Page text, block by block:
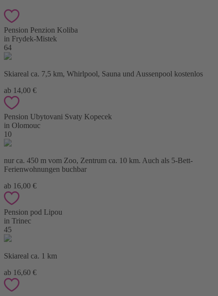
Pension Penzion Koliba
in Frydek-Mistek
64
Skiareal ca. 7,5 km, Whirlpool, Sauna und Aussenpool kostenlos
ab 14,00 €
Pension Ubytovani Svaty Kopecek
in Olomouc
10
nur ca. 450 m vom Zoo, Zentrum ca. 10 km. Auch als 5-Bett-
Ferienwohnungen buchbar
ab 16,00 €
Pension pod Lipou
in Trinec
45
Skiareal ca. 1 km
ab 16,60 €